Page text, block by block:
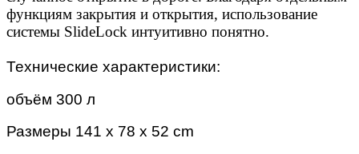
функциям закрытия и открытия, использование
системы SlideLock интуитивно понятно.
Технические характеристики:
объём 300 л
Размеры 141 x 78 x 52 cm